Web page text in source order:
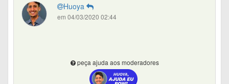
Huoya
em 04/03/2020 02:44
peça ajuda aos moderadores